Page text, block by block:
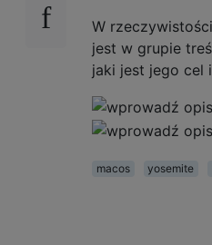
W
jest w grupie
jaki jest jego cel
macos yosemite